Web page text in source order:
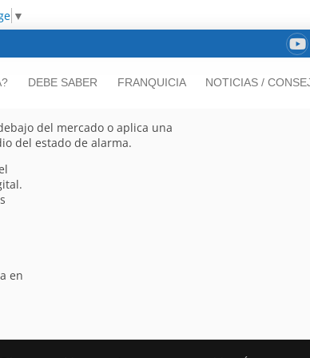
▼
DEBE SABER FRANQUICIA NOTICIAS /
del mercado o aplica una
del estado de alarma.
en